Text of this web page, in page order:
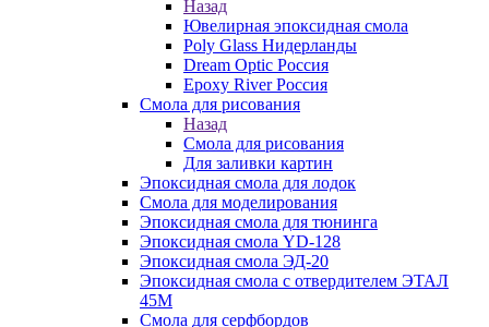
Назад
Ювелирная эпоксидная смола
Poly Glass Нидерланды
Dream Optic Россия
Epoxy River Россия
Смола для рисования
Назад
Смола для рисования
Для заливки картин
Эпоксидная смола для лодок
Смола для моделирования
Эпоксидная смола для тюнинга
Эпоксидная смола YD-128
Эпоксидная смола ЭД-20
Эпоксидная смола с отвердителем ЭТАЛ
45М
Смола для серфбордов